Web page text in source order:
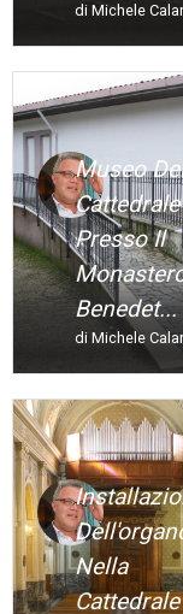
di Michele
Museo
Cattedrale
Presso Il
Benedet...
di Michele
Nella
Cattedrale